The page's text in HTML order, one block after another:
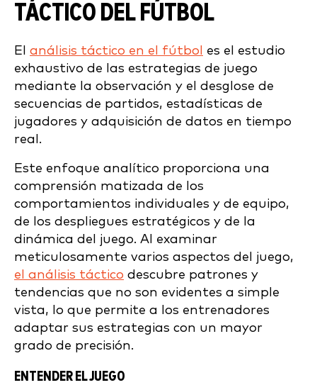
TÁCTICO DEL FÚTBOL
El análisis táctico en el fútbol
es el estudio
exhaustivo de las estrategias de juego
mediante la observación y el desglose de
secuencias de partidos, estadísticas de
jugadores y adquisición de datos en tiempo
real.
Este enfoque analítico proporciona una
comprensión matizada de los
comportamientos individuales y de equipo,
de los despliegues estratégicos y de la
dinámica del juego. Al examinar
meticulosamente varios aspectos del juego,
el análisis táctico descubre patrones y
tendencias que no son evidentes a simple
vista, lo que permite a los entrenadores
adaptar sus estrategias con un mayor
grado de precisión.
ENTENDER EL JUEGO